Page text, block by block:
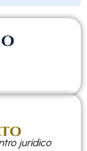
jurídico